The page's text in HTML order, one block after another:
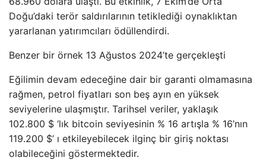
Doğu’daki terör saldırılarının tetiklediği oynaklıktan
yararlanan yatırımcıları ödüllendirdi.
Benzer bir örnek 13 Ağustos 2024’te gerçekleşti
Eğilimin devam edeceğine dair bir garanti olmamasına
rağmen, petrol fiyatları son beş ayın en yüksek
seviyelerine ulaşmıştır. Tarihsel veriler, yaklaşık
102.800 $ ‘lık bitcoin seviyesinin % 16 artışla % 16’nın
119.200 $’ ı etkileyebilecek ilginç bir giriş noktası
olabileceğini göstermektedir.